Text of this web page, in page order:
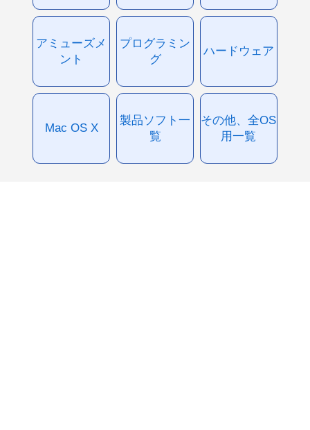
アミューズメ
ント
プログラミン
グ
ハードウェア
Mac OS X
製品ソフト一
覧
その他、全OS
用一覧